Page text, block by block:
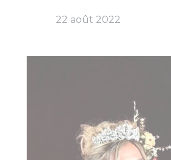
22 août 2022